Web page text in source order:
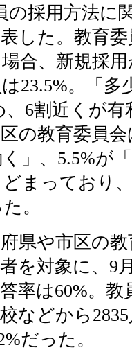
の採用方法に
した。教育
合、新規採
23.5%。「多
、6割近くが
の教育委員
」、5.5%が
まっており
。
県や市区の
を対象に、9
率は60%。
などから
だった。